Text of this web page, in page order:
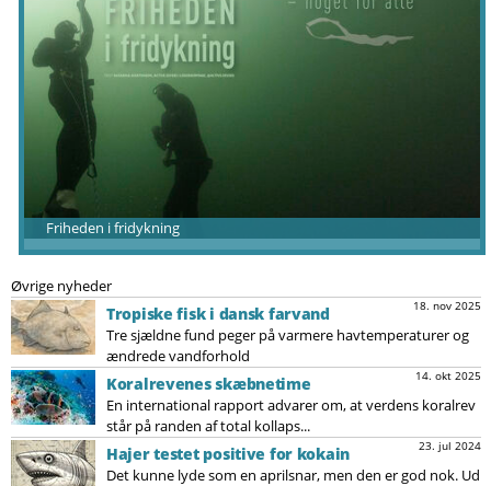
Friheden i fridykning
Øvrige nyheder
18. nov 2025
Tropiske fisk i dansk farvand
Tre sjældne fund peger på varmere havtemperaturer og
ændrede vandforhold
14. okt 2025
Koralrevenes skæbnetime
En international rapport advarer om, at verdens koralrev
står på randen af total kollaps...
23. jul 2024
Hajer testet positive for kokain
Det kunne lyde som en aprilsnar, men den er god nok. Ud